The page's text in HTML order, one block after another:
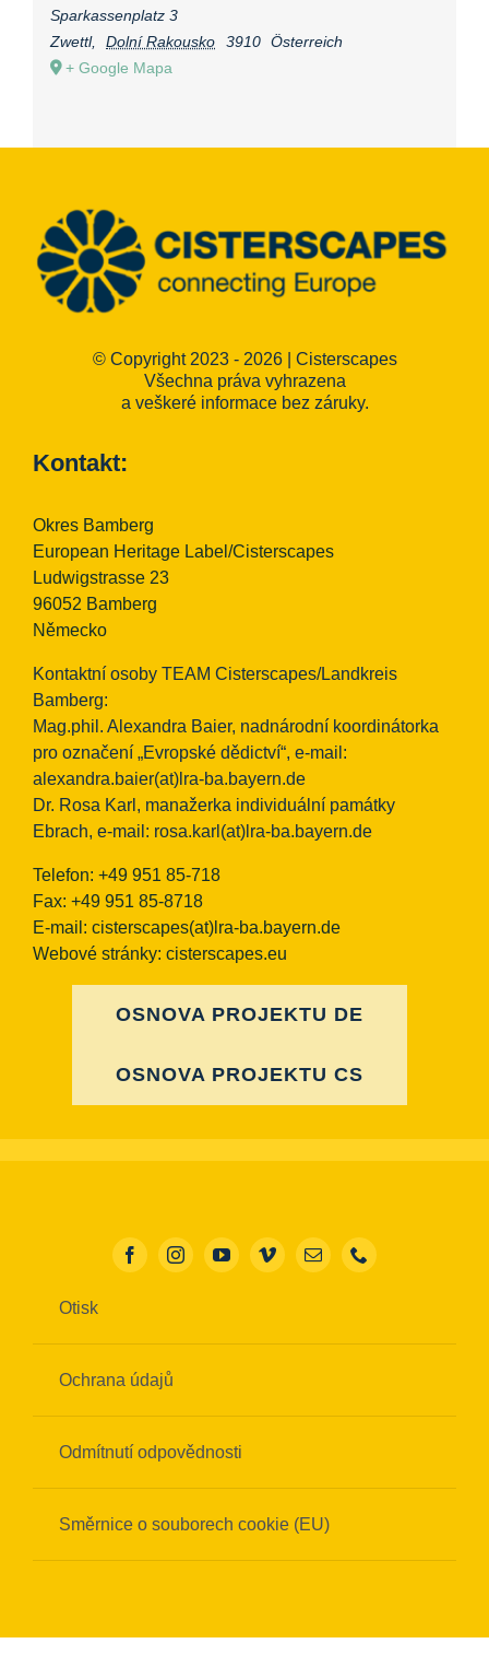
Sparkassenplatz 3
Zwettl, Dolní Rakousko 3910 Österreich
+ Google Mapa
© Copyright 2023 - 2026 | Cisterscapes
Všechna práva vyhrazena
a veškeré informace bez záruky.
Kontakt:
Okres Bamberg
European Heritage Label/Cisterscapes
Ludwigstrasse 23
96052 Bamberg
Německo
Kontaktní osoby TEAM Cisterscapes/Landkreis
Bamberg:
Mag.phil. Alexandra Baier, nadnárodní koordinátorka
pro označení „Evropské dědictví“, e-mail:
alexandra.baier(at)lra-ba.bayern.de
Dr. Rosa Karl, manažerka individuální památky
Ebrach, e-mail: rosa.karl(at)lra-ba.bayern.de
Telefon: +49 951 85-718
Fax: +49 951 85-8718
E-mail: cisterscapes(at)lra-ba.bayern.de
Webové stránky: cisterscapes.eu
OSNOVA PROJEKTU DE
OSNOVA PROJEKTU CS
Otisk
Ochrana údajů
Odmítnutí odpovědnosti
Směrnice o souborech cookie (EU)